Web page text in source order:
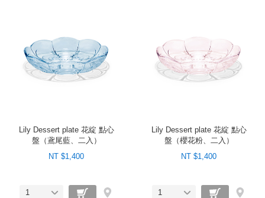
Lily Dessert plate 花綻 點心
盤（鳶尾藍、二入）
NT $1,400
1
Lily Dessert plate 花綻 點心
盤（櫻花粉、二入）
NT $1,400
1